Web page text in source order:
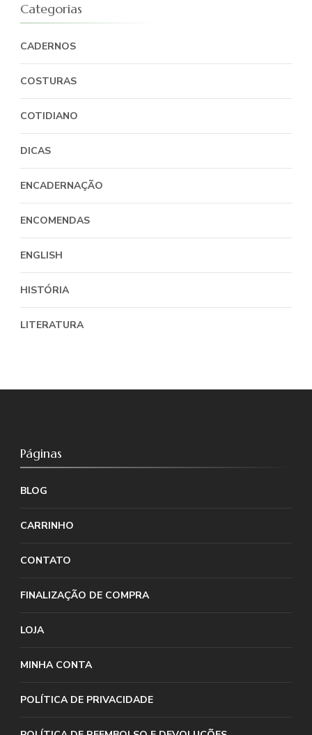
Categorias
CADERNOS
COSTURAS
COTIDIANO
DICAS
ENCADERNAÇÃO
ENCOMENDAS
ENGLISH
HISTÓRIA
LITERATURA
Páginas
BLOG
CARRINHO
CONTATO
FINALIZAÇÃO DE COMPRA
LOJA
MINHA CONTA
POLÍTICA DE PRIVACIDADE